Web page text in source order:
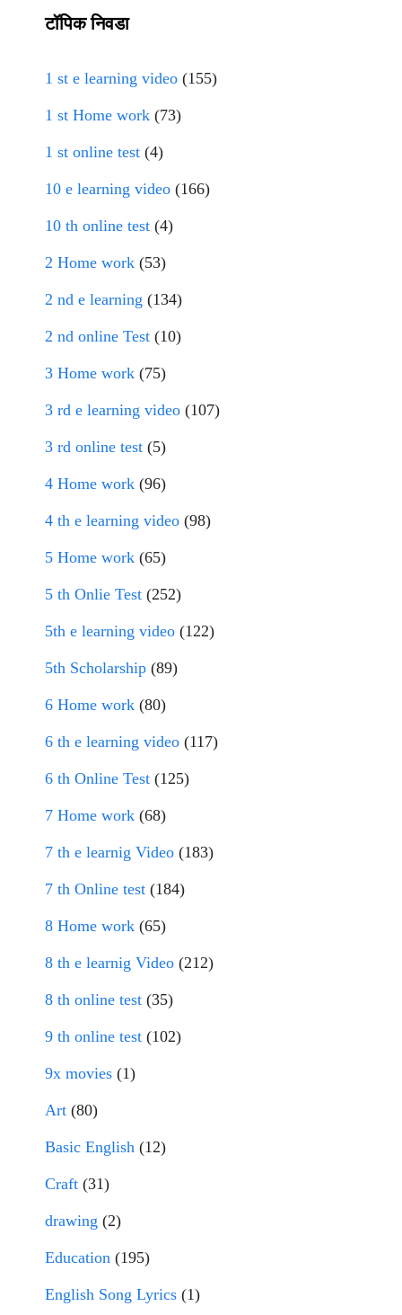
टॉपिक निवडा
1 st e learning video (155)
1 st Home work (73)
1 st online test (4)
10 e learning video (166)
10 th online test (4)
2 Home work (53)
2 nd e learning (134)
2 nd online Test (10)
3 Home work (75)
3 rd e learning video (107)
3 rd online test (5)
4 Home work (96)
4 th e learning video (98)
5 Home work (65)
5 th Onlie Test (252)
5th e learning video (122)
5th Scholarship (89)
6 Home work (80)
6 th e learning video (117)
6 th Online Test (125)
7 Home work (68)
7 th e learnig Video (183)
7 th Online test (184)
8 Home work (65)
8 th e learnig Video (212)
8 th online test (35)
9 th online test (102)
9x movies (1)
Art (80)
Basic English (12)
Craft (31)
drawing (2)
Education (195)
English Song Lyrics (1)